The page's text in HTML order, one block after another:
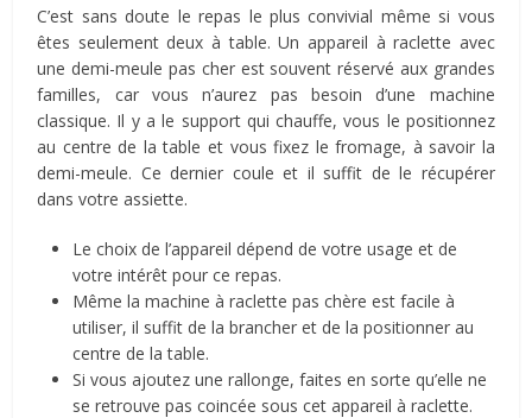
C’est sans doute le repas le plus convivial même si vous
êtes seulement deux à table. Un appareil à raclette avec
une demi-meule pas cher est souvent réservé aux grandes
familles, car vous n’aurez pas besoin d’une machine
classique. Il y a le support qui chauffe, vous le positionnez
au centre de la table et vous fixez le fromage, à savoir la
demi-meule. Ce dernier coule et il suffit de le récupérer
dans votre assiette.
Le choix de l’appareil dépend de votre usage et de
votre intérêt pour ce repas.
Même la machine à raclette pas chère est facile à
utiliser, il suffit de la brancher et de la positionner au
centre de la table.
Si vous ajoutez une rallonge, faites en sorte qu’elle ne
se retrouve pas coincée sous cet appareil à raclette.